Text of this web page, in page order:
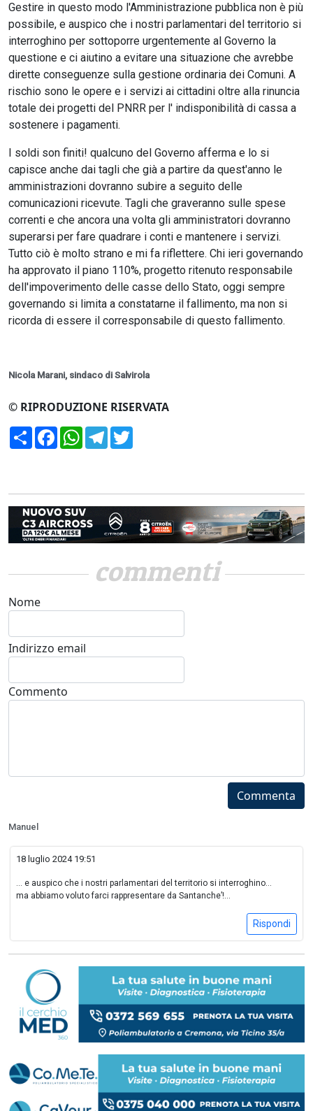
Gestire in questo modo l'Amministrazione pubblica non è più
possibile, e auspico che i nostri parlamentari del territorio si
interroghino per sottoporre urgentemente al Governo la
questione e ci aiutino a evitare una situazione che avrebbe
dirette conseguenze sulla gestione ordinaria dei Comuni. A
rischio sono le opere e i servizi ai cittadini oltre alla rinuncia
totale dei progetti del PNRR per l' indisponibilità di cassa a
sostenere i pagamenti.
I soldi son finiti! qualcuno del Governo afferma e lo si
capisce anche dai tagli che già a partire da quest'anno le
amministrazioni dovranno subire a seguito delle
comunicazioni ricevute. Tagli che graveranno sulle spese
correnti e che ancora una volta gli amministratori dovranno
superarsi per fare quadrare i conti e mantenere i servizi.
Tutto ciò è molto strano e mi fa riflettere. Chi ieri governando
ha approvato il piano 110%, progetto ritenuto responsabile
dell'impoverimento delle casse dello Stato, oggi sempre
governando si limita a constatarne il fallimento, ma non si
ricorda di essere il corresponsabile di questo fallimento.
Nicola Marani, sindaco di Salvirola
© RIPRODUZIONE RISERVATA
CondividiFacebookWhatsApp
Telegram
commenti
Nome
Indirizzo email
Commento
Commenta
Manuel
18 luglio 2024 19:51
... e auspico che i nostri parlamentari del territorio si interroghino...
ma abbiamo voluto farci rappresentare da Santanche’!...
Rispondi